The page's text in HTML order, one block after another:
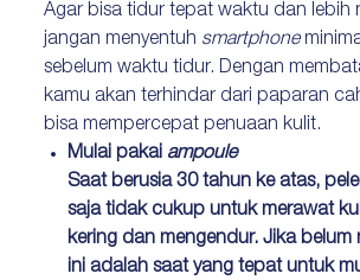
Agar bisa tidur tepat waktu dan lebih
jangan menyentuh smartphone
sebelum waktu tidur. Dengan
kamu akan terhindar dari paparan
bisa mempercepat penuaan kulit.
Mulai pakai ampoule
Saat berusia 30 tahun ke atas,
saja tidak cukup untuk merawat
kering dan mengendur. Jika belum
ini adalah saat yang tepat untuk